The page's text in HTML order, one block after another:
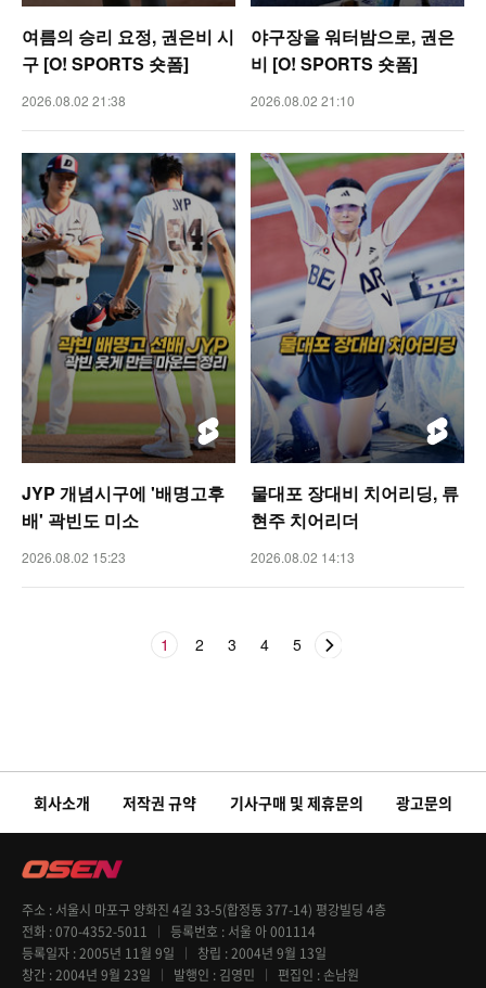
여름의 승리 요정, 권은비 시
구 [O! SPORTS 숏폼]
2026.08.02 21:38
야구장을 워터밤으로, 권은
비 [O! SPORTS 숏폼]
2026.08.02 21:10
JYP 개념시구에 '배명고후
배' 곽빈도 미소
2026.08.02 15:23
물대포 장대비 치어리딩, 류
현주 치어리더
2026.08.02 14:13
1 2 3 4 5
회사소개 저작권 규약 기사구매 및 제휴문의 광고문의
주소
서울시 마포구 양화진 4길 33-5(합정동 377-14) 평강빌딩 4층
전화 070-4352-5011 등록번호
서울 아 001114
등록일자 2005년 11월 9일 창립 2004년 9월 13일
창간 2004년 9월 23일 발행인 김영민 편집인
손남원